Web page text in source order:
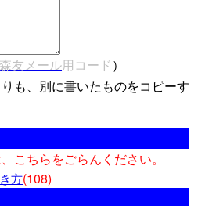
森友メール用コード）
も、別に書いたものをコピーす
こちらをごらんください。
方(108)